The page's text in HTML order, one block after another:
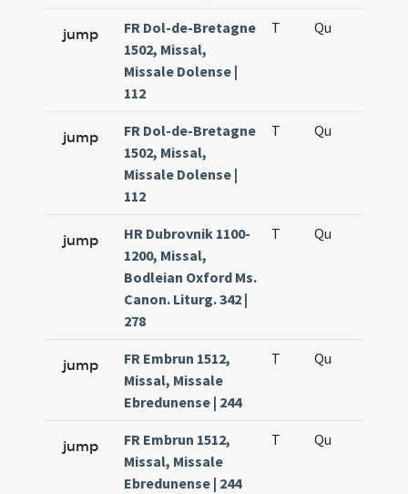
jump
FR Dol-de-Bretagne
1502, Missal,
Missale Dolense |
112
T Qu
jump
FR Dol-de-Bretagne
1502, Missal,
Missale Dolense |
112
T Qu
jump
HR Dubrovnik 1100-
1200, Missal,
Bodleian Oxford Ms.
Canon. Liturg. 342 |
278
T Qu
jump
FR Embrun 1512,
Missal, Missale
Ebredunense | 244
T Qu
jump
FR Embrun 1512,
Missal, Missale
Ebredunense | 244
T Qu